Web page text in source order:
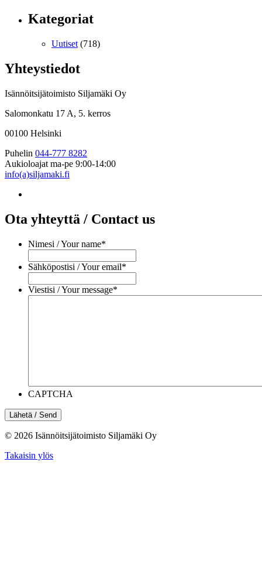
Kategoriat
Uutiset (718)
Yhteystiedot
Isännöitsijätoimisto Siljamäki Oy
Salomonkatu 17 A, 5. kerros
00100 Helsinki
Puhelin 044-777 8282
Aukioloajat ma-pe 9:00-14:00
info(a)siljamaki.fi
Ota yhteyttä / Contact us
Nimesi / Your name*
Sähköpostisi / Your email*
Viestisi / Your message*
CAPTCHA
© 2026 Isännöitsijätoimisto Siljamäki Oy
Takaisin ylös